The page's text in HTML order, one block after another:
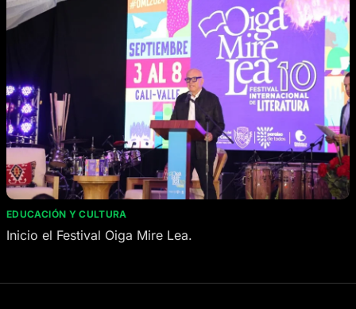
EDUCACIÓN Y CULTURA
Inicio el Festival Oiga Mire Lea.